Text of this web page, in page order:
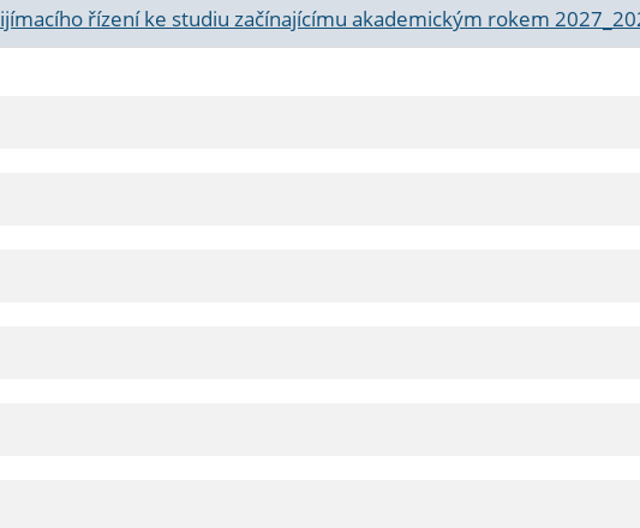
řízení ke studiu začínajícímu akademickým rokem